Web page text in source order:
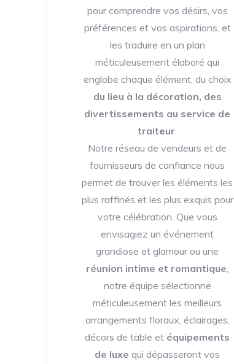
pour comprendre vos désirs, vos
préférences et vos aspirations, et
les traduire en un plan
méticuleusement élaboré qui
englobe chaque élément, du choix
du lieu à la décoration, des
divertissements au service de
traiteur
Notre réseau de vendeurs et de
fournisseurs de confiance nous
permet de trouver les éléments les
plus raffinés et les plus exquis pour
votre célébration. Que vous
envisagiez un événement
grandiose et glamour ou une
réunion intime et romantique
notre équipe sélectionne
méticuleusement les meilleurs
arrangements floraux, éclairages,
décors de table et équipements
de luxe qui dépasseront vos